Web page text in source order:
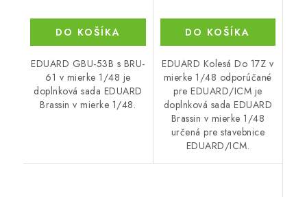
DO KOŠÍKA
EDUARD GBU-53B s BRU-
61 v mierke 1/48 je
doplnková sada EDUARD
Brassin v mierke 1/48.
DO KOŠÍKA
EDUARD Kolesá Do 17Z v
mierke 1/48 odporúčané
pre EDUARD/ICM je
doplnková sada EDUARD
Brassin v mierke 1/48
určená pre stavebnice
EDUARD/ICM.